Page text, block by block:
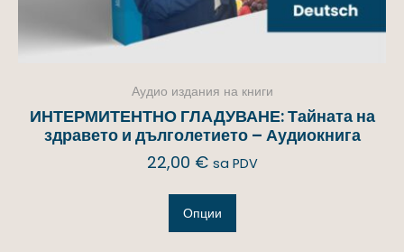
Аудио издания на книги
ИНТЕРМИТЕНТНО ГЛАДУВАНЕ: Тайната на
здравето и дълголетието – Аудиокнига
22,00 € sa PDV
Опции